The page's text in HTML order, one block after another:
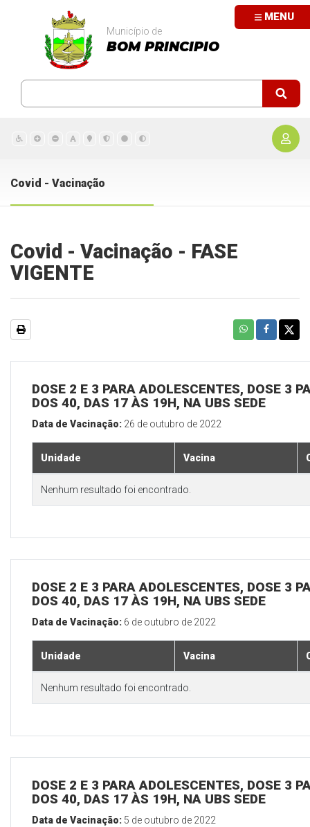
MENU
Município de
BOM PRINCIPIO
Covid - Vacinação
Covid - Vacinação - FASE
VIGENTE
DOSE 2 E 3 PARA ADOLESCENTES, DOSE 3
DOS 40, DAS 17 ÀS 19H, NA UBS SEDE
Data de Vacinação: 26 de outubro de 2022
Unidade Vacina
Nenhum resultado foi encontrado.
DOSE 2 E 3 PARA ADOLESCENTES, DOSE 3
DOS 40, DAS 17 ÀS 19H, NA UBS SEDE
Data de Vacinação: 6 de outubro de 2022
Unidade Vacina
Nenhum resultado foi encontrado.
DOSE 2 E 3 PARA ADOLESCENTES, DOSE 3
DOS 40, DAS 17 ÀS 19H, NA UBS SEDE
Data de Vacinação: 5 de outubro de 2022